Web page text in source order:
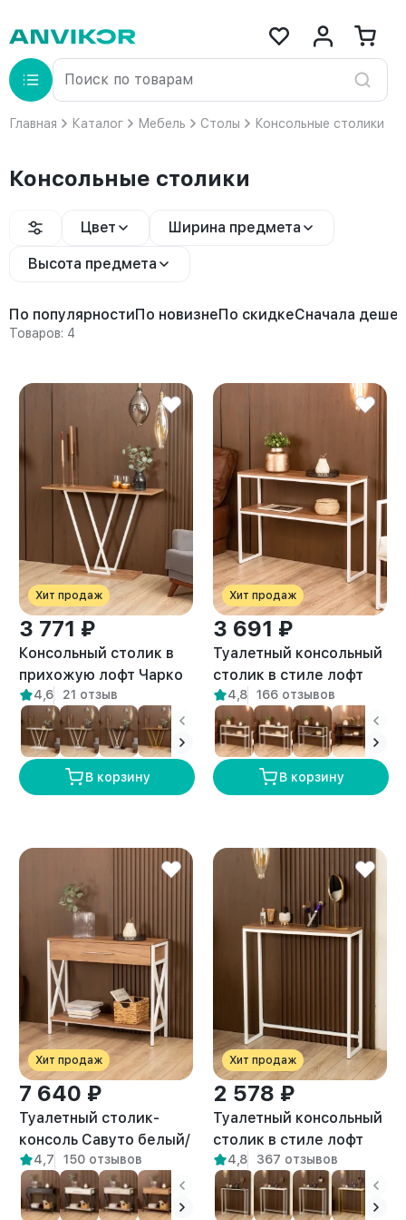
Главная Каталог Мебель Столы Консольные столики
Консольные столики
Цвет Ширина предмета
Высота предмета
По популярностиПо новизнеПо скидкеСначала
Товаров: 4
Хит продаж
3 771 ₽
Консольный столик в
прихожую лофт Чарко
белый/амаретто
4,6 21 отзыв
В корзину
Хит продаж
3 691 ₽
Туалетный консольный
столик в стиле лофт
Вакка белый/амаретто
4,8 166 отзывов
В корзину
Хит продаж
7 640 ₽
Туалетный столик-
консоль Савуто белый/
амаретто
4,7 150 отзывов
Хит продаж
2 578 ₽
Туалетный консольный
столик в стиле лофт
Шели белый/амаретто
4,8 367 отзывов